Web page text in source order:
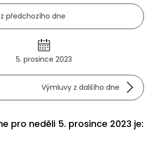
předchozího dne
5. prosince 2023
Výmluvy z dalšího dne
pro neděli 5. prosince 2023 je: